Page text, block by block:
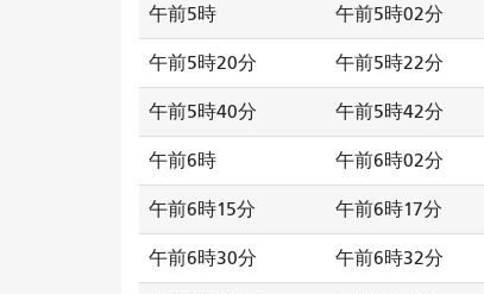
午前5時 午前5時02分
午前5時20分 午前5時22分
午前5時40分 午前5時42分
午前6時 午前6時02分
午前6時15分 午前6時17分
午前6時30分 午前6時32分